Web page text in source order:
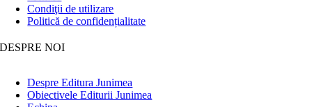
Condiţii de utilizare
Politică de confidențialitate
DESPRE NOI
Despre Editura Junimea
Obiectivele Editurii Junimea